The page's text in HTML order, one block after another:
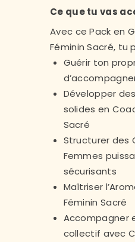
Ce que tu vas
Avec ce Pack en
Féminin Sacré, tu
Guérir ton
Développer
solides en
Sacré
Structurer des
Femmes
sécurisants
Maîtriser
Féminin Sacré
Accompagner
collectif avec